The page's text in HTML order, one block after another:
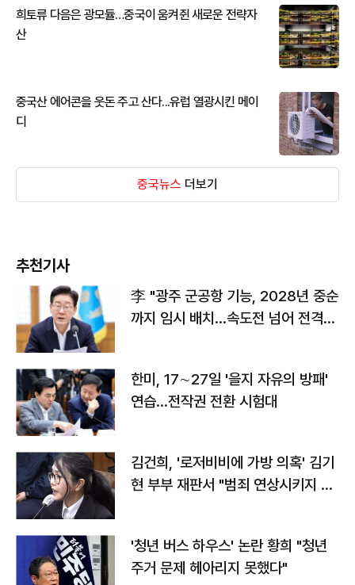
희토류 다음은 광모듈…중국이 움켜쥔 새로운 전략자
산
중국산 에어콘을 웃돈 주고 산다...유럽 열광시킨 메이
디
중국뉴스 더보기
추천기사
李 "광주 군공항 기능, 2028년 중순
까지 임시 배치…속도전 넘어 전격
한미, 17∼27일 '을지 자유의 방패'
연습…전작권 전환 시험대
김건희, '로저비비에 가방 의혹' 김기
현 부부 재판서 "범죄 연상시키지 말
'청년 버스 하우스' 논란 황희 "청년
주거 문제 헤아리지 못했다"